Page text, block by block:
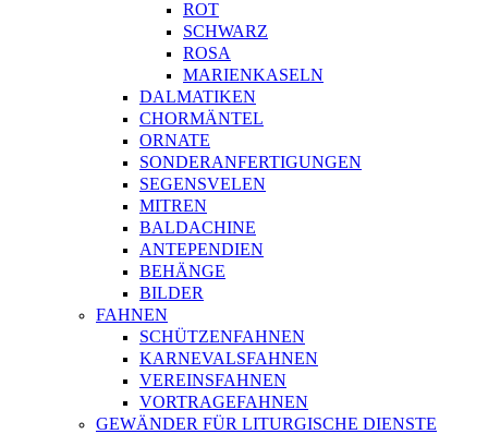
ROT
SCHWARZ
ROSA
MARIENKASELN
DALMATIKEN
CHORMÄNTEL
ORNATE
SONDERANFERTIGUNGEN
SEGENSVELEN
MITREN
BALDACHINE
ANTEPENDIEN
BEHÄNGE
BILDER
FAHNEN
SCHÜTZENFAHNEN
KARNEVALSFAHNEN
VEREINSFAHNEN
VORTRAGEFAHNEN
GEWÄNDER FÜR LITURGISCHE DIENSTE